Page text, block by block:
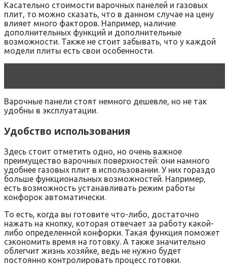
Касательно стоимости варочных панелей и газовых
плит, то можно сказать, что в данном случае на цену
влияет много факторов. Например, наличие
дополнительных функций и дополнительные
возможности. Также не стоит забывать, что у каждой
модели плиты есть свои особенности.
Варочные панели стоят немного дешевле, но не так
удобны в эксплуатации.
Удобство использования
Здесь стоит отметить одно, но очень важное
преимущество варочных поверхностей: они намного
удобнее газовых плит в использовании. У них гораздо
больше функциональных возможностей. Например,
есть возможность устанавливать режим работы
конфорок автоматически.
То есть, когда вы готовите что-либо, достаточно
нажать на кнопку, которая отвечает за работу какой-
либо определенной конфорки. Такая функция поможет
сэкономить время на готовку. А также значительно
облегчит жизнь хозяйке, ведь не нужно будет
постоянно контролировать процесс готовки.